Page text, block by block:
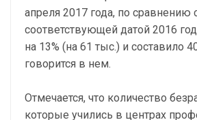
апреля 2017 года, по сравнению
соответствующей датой 2016
на 13% (на 61 тыс.) и составило
говорится в нем.
Отмечается, что количество
которые учились в центрах